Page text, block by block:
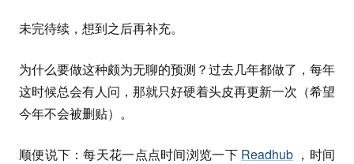
未完待续，想到之后再补充。
为什么要做这种颇为无聊的预测？过去几年都做了，每年
这时候总会有人问，那就只好硬着头皮再更新一次（希望
今年不会被删贴）。
顺便说下：每天花一点点时间浏览一下 Readhub ，时间